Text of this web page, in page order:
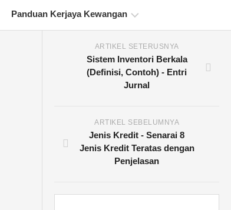
Panduan Kerjaya Kewangan
Pengurusan
ARTIKEL SETERUSNYA
Sistem Inventori Berkala
(Definisi, Contoh) - Entri
Jurnal
ARTIKEL SEBELUMNYA
Jenis Kredit - Senarai 8
Jenis Kredit Teratas dengan
Penjelasan